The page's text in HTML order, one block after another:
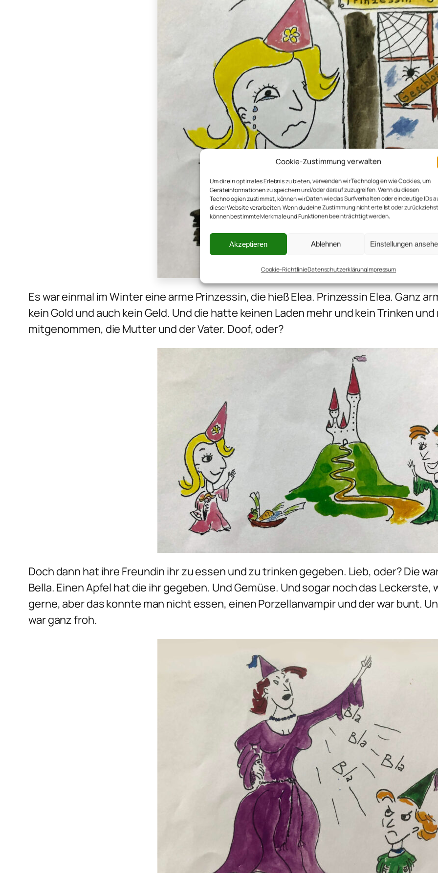
Cookie-Zustimmung verwalten
Um dir ein optimales Erlebnis zu bieten, verwenden wir Technologien wie Cookies, um
Geräteinformationen zu speichern und/oder darauf zuzugreifen. Wenn du diesen
Technologien zustimmst, können wir Daten wie das Surfverhalten oder eindeutige IDs
dieser Website verarbeiten. Wenn du deine Zustimmung nicht erteilst oder
können bestimmte Merkmale und Funktionen beeinträchtigt werden.
Akzeptieren Ablehnen Einstellungen
Cookie-RichtlinieDatenschutzerklärungImpressum
Es war einmal im Winter eine arme Prinzessin, die hieß Elea. Prinzessin Elea. Ganz
kein Gold und auch kein Geld. Und die hatte keinen Laden mehr und kein Trinken
mitgenommen, die Mutter und der Vater. Doof, oder?
Doch dann hat ihre Freundin ihr zu essen und zu trinken gegeben. Lieb, oder? Die
Bella. Einen Apfel hat die ihr gegeben. Und Gemüse. Und sogar noch das
gerne, aber das konnte man nicht essen, einen Porzellanvampir und der war bunt.
war ganz froh.